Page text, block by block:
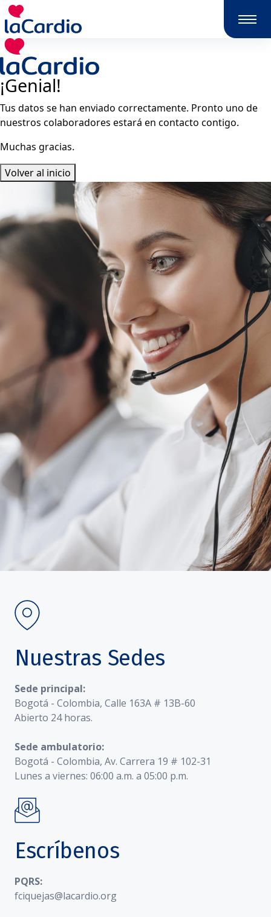
¡Genial!
Tus datos se han enviado correctamente. Pronto uno de
nuestros colaboradores estará en contacto contigo.
Muchas gracias.
Volver al inicio
Nuestras Sedes
Sede principal:
Bogotá - Colombia, Calle 163A # 13B-60
Abierto 24 horas.
Sede ambulatorio:
Bogotá - Colombia, Av. Carrera 19 # 102-31
Lunes a viernes: 06:00 a.m. a 05:00 p.m.
Escríbenos
PQRS:
fciquejas@lacardio.org